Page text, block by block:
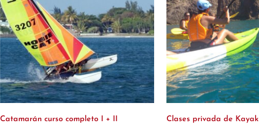
Catamarán curso completo I + II Clases privada de Kayak